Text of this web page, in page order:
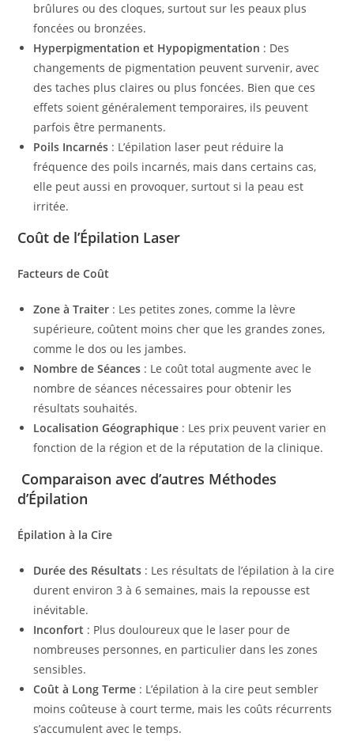
brûlures ou des cloques, surtout sur les peaux plus
foncées ou bronzées.
Hyperpigmentation et Hypopigmentation : Des
changements de pigmentation peuvent survenir, avec
des taches plus claires ou plus foncées. Bien que ces
effets soient généralement temporaires, ils peuvent
parfois être permanents.
Poils Incarnés : L’épilation laser peut réduire la
fréquence des poils incarnés, mais dans certains cas,
elle peut aussi en provoquer, surtout si la peau est
irritée.
Coût de l’Épilation Laser
Facteurs de Coût
Zone à Traiter : Les petites zones, comme la lèvre
supérieure, coûtent moins cher que les grandes zones,
comme le dos ou les jambes.
Nombre de Séances : Le coût total augmente avec le
nombre de séances nécessaires pour obtenir les
résultats souhaités.
Localisation Géographique : Les prix peuvent varier en
fonction de la région et de la réputation de la clinique.
Comparaison avec d’autres Méthodes
d’Épilation
Épilation à la Cire
Durée des Résultats : Les résultats de l’épilation à la cire
durent environ 3 à 6 semaines, mais la repousse est
inévitable.
Inconfort : Plus douloureux que le laser pour de
nombreuses personnes, en particulier dans les zones
sensibles.
Coût à Long Terme : L’épilation à la cire peut sembler
moins coûteuse à court terme, mais les coûts récurrents
s’accumulent avec le temps.